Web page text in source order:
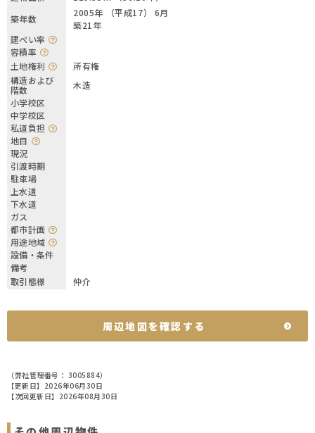
築年数
2005年 （平成17） 6月
築21年
建ぺい率
容積率
土地権利
所有権
構造および
階数
木造
小学校区
中学校区
私道負担
地目
現況
引渡時期
駐車場
上水道
下水道
ガス
都市計画
用途地域
設備・条件
備考
取引態様
仲介
周辺地図を確認する
（弊社管理番号： 3005884）
【更新日】2026年06月30日
【次回更新日】2026年08月30日